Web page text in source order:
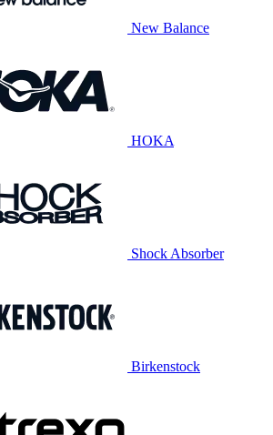
New Balance
HOKA
Shock Absorber
Birkenstock